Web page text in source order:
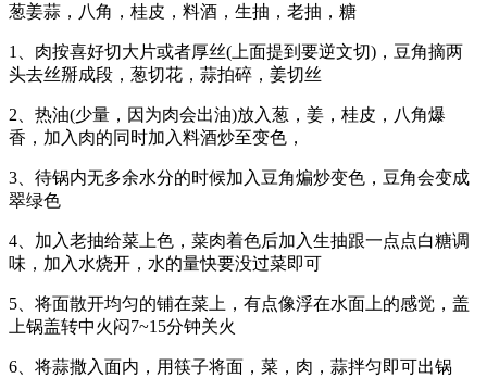
葱姜蒜，八角，桂皮，料酒，生抽，老抽，糖
1、肉按喜好切大片或者厚丝(上面提到要逆文切)，豆角摘两
头去丝掰成段，葱切花，蒜拍碎，姜切丝
2、热油(少量，因为肉会出油)放入葱，姜，桂皮，八角爆
香，加入肉的同时加入料酒炒至变色，
3、待锅内无多余水分的时候加入豆角煸炒变色，豆角会变成
翠绿色
4、加入老抽给菜上色，菜肉着色后加入生抽跟一点点白糖调
味，加入水烧开，水的量快要没过菜即可
5、将面散开均匀的铺在菜上，有点像浮在水面上的感觉，盖
上锅盖转中火闷7~15分钟关火
6、将蒜撒入面内，用筷子将面，菜，肉，蒜拌匀即可出锅